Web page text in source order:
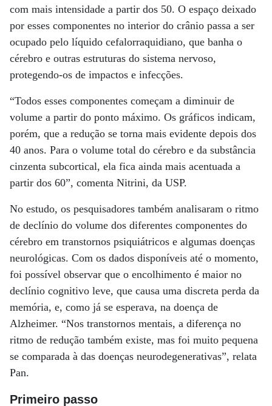
com mais intensidade a partir dos 50. O espaço deixado
por esses componentes no interior do crânio passa a ser
ocupado pelo líquido cefalorraquidiano, que banha o
cérebro e outras estruturas do sistema nervoso,
protegendo-os de impactos e infecções.
“Todos esses componentes começam a diminuir de
volume a partir do ponto máximo. Os gráficos indicam,
porém, que a redução se torna mais evidente depois dos
40 anos. Para o volume total do cérebro e da substância
cinzenta subcortical, ela fica ainda mais acentuada a
partir dos 60”, comenta Nitrini, da USP.
No estudo, os pesquisadores também analisaram o ritmo
de declínio do volume dos diferentes componentes do
cérebro em transtornos psiquiátricos e algumas doenças
neurológicas. Com os dados disponíveis até o momento,
foi possível observar que o encolhimento é maior no
declínio cognitivo leve, que causa uma discreta perda da
memória, e, como já se esperava, na doença de
Alzheimer. “Nos transtornos mentais, a diferença no
ritmo de redução também existe, mas foi muito pequena
se comparada à das doenças neurodegenerativas”, relata
Pan.
Primeiro passo